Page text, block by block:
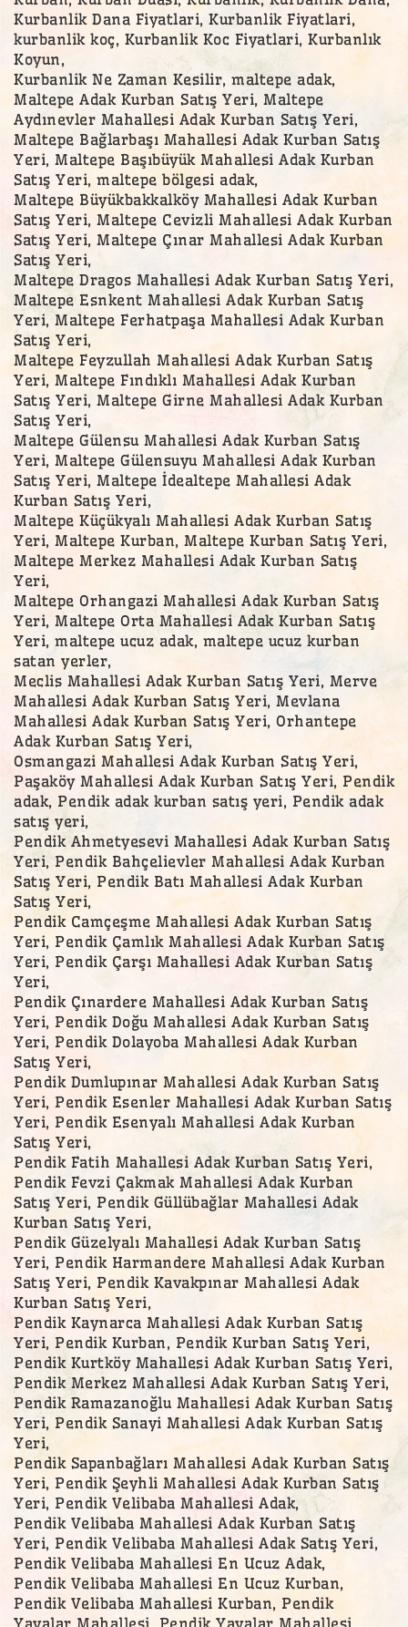
Kurbanlik Dana Fiyatlari, Kurbanlik Fiyatlari,
kurbanlik koç, Kurbanlik Koc Fiyatlari, Kurbanlık
Koyun,
Kurbanlik Ne Zaman Kesilir, maltepe adak,
Maltepe Adak Kurban Satış Yeri, Maltepe
Aydınevler Mahallesi Adak Kurban Satış Yeri,
Maltepe Bağlarbaşı Mahallesi Adak Kurban Satış
Yeri, Maltepe Başıbüyük Mahallesi Adak Kurban
Satış Yeri, maltepe bölgesi adak,
Maltepe Büyükbakkalköy Mahallesi Adak Kurban
Satış Yeri, Maltepe Cevizli Mahallesi Adak Kurban
Satış Yeri, Maltepe Çınar Mahallesi Adak Kurban
Satış Yeri,
Maltepe Dragos Mahallesi Adak Kurban Satış Yeri,
Maltepe Esnkent Mahallesi Adak Kurban Satış
Yeri, Maltepe Ferhatpaşa Mahallesi Adak Kurban
Satış Yeri,
Maltepe Feyzullah Mahallesi Adak Kurban Satış
Yeri, Maltepe Fındıklı Mahallesi Adak Kurban
Satış Yeri, Maltepe Girne Mahallesi Adak Kurban
Satış Yeri,
Maltepe Gülensu Mahallesi Adak Kurban Satış
Yeri, Maltepe Gülensuyu Mahallesi Adak Kurban
Satış Yeri, Maltepe İdealtepe Mahallesi Adak
Kurban Satış Yeri,
Maltepe Küçükyalı Mahallesi Adak Kurban Satış
Yeri, Maltepe Kurban, Maltepe Kurban Satış Yeri,
Maltepe Merkez Mahallesi Adak Kurban Satış
Yeri,
Maltepe Orhangazi Mahallesi Adak Kurban Satış
Yeri, Maltepe Orta Mahallesi Adak Kurban Satış
Yeri, maltepe ucuz adak, maltepe ucuz kurban
satan yerler,
Meclis Mahallesi Adak Kurban Satış Yeri, Merve
Mahallesi Adak Kurban Satış Yeri, Mevlana
Mahallesi Adak Kurban Satış Yeri, Orhantepe
Adak Kurban Satış Yeri,
Osmangazi Mahallesi Adak Kurban Satış Yeri,
Paşaköy Mahallesi Adak Kurban Satış Yeri, Pendik
adak, Pendik adak kurban satış yeri, Pendik adak
satış yeri,
Pendik Ahmetyesevi Mahallesi Adak Kurban Satış
Yeri, Pendik Bahçelievler Mahallesi Adak Kurban
Satış Yeri, Pendik Batı Mahallesi Adak Kurban
Satış Yeri,
Pendik Camçeşme Mahallesi Adak Kurban Satış
Yeri, Pendik Çamlık Mahallesi Adak Kurban Satış
Yeri, Pendik Çarşı Mahallesi Adak Kurban Satış
Yeri,
Pendik Çınardere Mahallesi Adak Kurban Satış
Yeri, Pendik Doğu Mahallesi Adak Kurban Satış
Yeri, Pendik Dolayoba Mahallesi Adak Kurban
Satış Yeri,
Pendik Dumlupınar Mahallesi Adak Kurban Satış
Yeri, Pendik Esenler Mahallesi Adak Kurban Satış
Yeri, Pendik Esenyalı Mahallesi Adak Kurban
Satış Yeri,
Pendik Fatih Mahallesi Adak Kurban Satış Yeri,
Pendik Fevzi Çakmak Mahallesi Adak Kurban
Satış Yeri, Pendik Güllübağlar Mahallesi Adak
Kurban Satış Yeri,
Pendik Güzelyalı Mahallesi Adak Kurban Satış
Yeri, Pendik Harmandere Mahallesi Adak Kurban
Satış Yeri, Pendik Kavakpınar Mahallesi Adak
Kurban Satış Yeri,
Pendik Kaynarca Mahallesi Adak Kurban Satış
Yeri, Pendik Kurban, Pendik Kurban Satış Yeri,
Pendik Kurtköy Mahallesi Adak Kurban Satış Yeri,
Pendik Merkez Mahallesi Adak Kurban Satış Yeri,
Pendik Ramazanoğlu Mahallesi Adak Kurban Satış
Yeri, Pendik Sanayi Mahallesi Adak Kurban Satış
Yeri,
Pendik Sapanbağları Mahallesi Adak Kurban Satış
Yeri, Pendik Şeyhli Mahallesi Adak Kurban Satış
Yeri, Pendik Velibaba Mahallesi Adak,
Pendik Velibaba Mahallesi Adak Kurban Satış
Yeri, Pendik Velibaba Mahallesi Adak Satış Yeri,
Pendik Velibaba Mahallesi En Ucuz Adak,
Pendik Velibaba Mahallesi En Ucuz Kurban,
Pendik Velibaba Mahallesi Kurban, Pendik